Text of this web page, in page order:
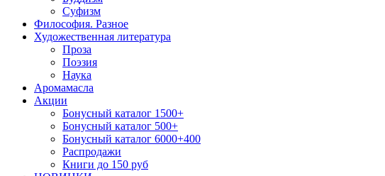
Суфизм
Философия. Разное
Художественная литература
Проза
Поэзия
Наука
Аромамасла
Акции
Бонусный каталог 1500+
Бонусный каталог 500+
Бонусный каталог 6000+400
Распродажи
Книги до 150 руб